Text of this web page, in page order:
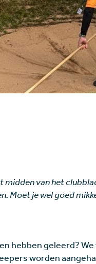
midden van het
Moet je wel goed
hebben geleerd?
worden